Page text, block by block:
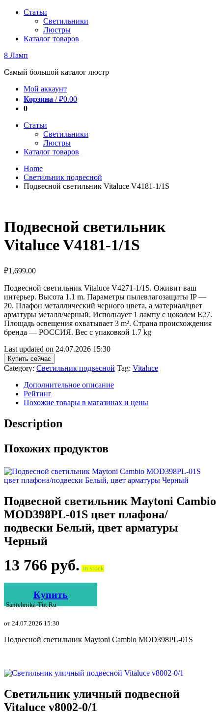
Перейти
содержимому
Статьи
Светильники
Люстры
Каталог товаров
8 Ламп
Самый большой каталог люстр
Мой аккаунт
Корзина /₽0.00
0
Статьи
Светильники
Люстры
Каталог товаров
Home
Светильник подвесной
Подвесной светильник Vitaluce V4181-1/1S
Подвесной светильник
Vitaluce V4181-1/1S
₽1,699.00
Подвесной светильник Vitaluce V4271-1/1S. Оживит ваш
интерьер. Высота 1.1 m. Параметры пылевлагозащиты IP —
20. Плафон металлический черного цвета, а материал/цвет
арматуры металл/черный. Использует 1 лампу с цоколем E27.
Площадь освещения охватывает 3 m². Страна происхождения
бренда — РОССИЯ. Вес с упаковкой 1.7 kg
Last updated on 24.07.2026 15:30
Купить сейчас
Category: Светильник подвесной Tag: Vitaluce
Дополнительное описание
Рейтинг
Похожие товары в магазинах и цены
Description
Похожих продуктов
Подвесной светильник Maytoni Cambio
MOD398PL-01S цвет плафона/
подвески Белый, цвет арматуры
Черный
13 766 руб. in stock
Купить
Santehnika-Tut.ru
от 24.07.2026 15:30
Подвесной светильник Maytoni Cambio MOD398PL-01S
Светильник уличный подвесной
Vitaluce v8002-0/1